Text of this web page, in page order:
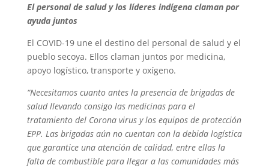
El personal de salud y los líderes indígena claman por
ayuda juntos
El COVID-19 une el destino del personal de salud y el
pueblo secoya. Ellos claman juntos por medicina,
apoyo logístico, transporte y oxígeno.
“Necesitamos cuanto antes la presencia de brigadas de
salud llevando consigo las medicinas para el
tratamiento del Corona virus y los equipos de protección
EPP. Las brigadas aún no cuentan con la debida logística
que garantice una atención de calidad, entre ellas la
falta de combustible para llegar a las comunidades más